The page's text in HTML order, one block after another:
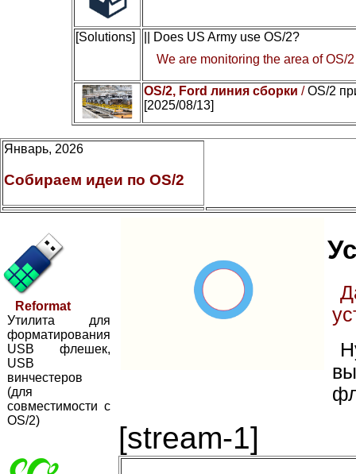
[Solutions]
|| Does US Army use OS/2?
We are monitoring the area of OS/
OS/2, Ford линия сборки /OS/2
[2025/08/13]
Январь, 2026
Собираем идеи по OS/2
Reformat
Утилита для
форматирования
USB флешек,
USB
винчестеров
(для
совместимости с
OS/2)
[stream-1]